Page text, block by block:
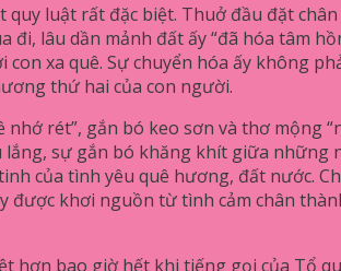
quy luật rất đặc biệt. Thuở đầu đặt
đi, lâu dần mảnh đất ấy “đã hóa tâm
xa quê. Sự chuyển hóa ấy không
thứ hai của con người.
rét”, gắn bó keo sơn và thơ mộng
sự gắn bó khăng khít giữa
của tình yêu quê hương, đất nước.
khơi nguồn từ tình cảm chân
bao giờ hết khi tiếng gọi của Tổ